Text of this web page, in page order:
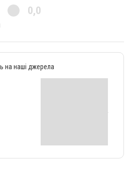
0,0
на наші джерела